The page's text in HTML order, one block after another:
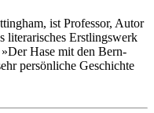
ist Professor, Autor
litera­risches Erstlings­werk
Hase mit den Bern­
persönliche Geschichte